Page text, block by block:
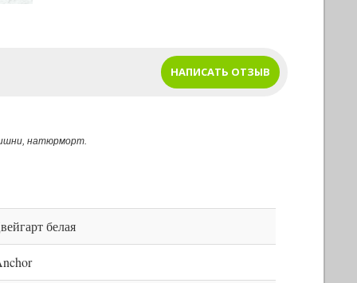
НАПИСАТЬ ОТЗЫВ
натюрморт.
белая